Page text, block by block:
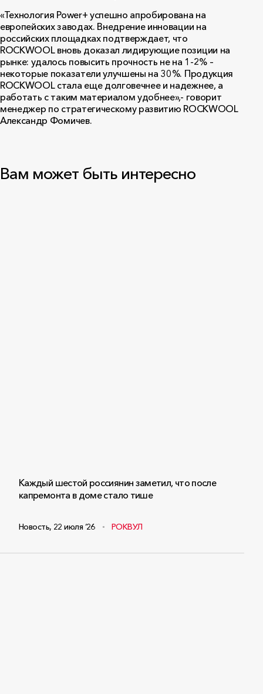
«Технология Power+ успешно апробирована на
европейских заводах. Внедрение инновации на
российских площадках подтверждает, что
ROCKWOOL вновь доказал лидирующие позиции на
рынке: удалось повысить прочность не на 1-2% –
некоторые показатели улучшены на 30%. Продукция
ROCKWOOL стала еще долговечнее и надежнее, а
работать с таким материалом удобнее»,- говорит
менеджер по стратегическому развитию ROCKWOOL
Александр Фомичев.
Вам может быть интересно
Каждый шестой россиянин заметил, что после
капремонта в доме стало тише
Новость, 22 июля ‘26 РОКВУЛ